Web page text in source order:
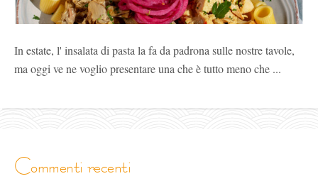
In estate, l' insalata di pasta la fa da padrona sulle nostre tavole,
ma oggi ve ne voglio presentare una che è tutto meno che ...
commenti recenti